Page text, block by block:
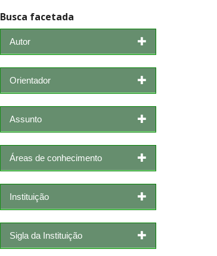
Busca facetada
Autor
Orientador
Assunto
Áreas de conhecimento
Instituição
Sigla da Instituição